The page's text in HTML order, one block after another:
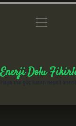
Gizlilik Politikası
menüyü
aç
Enerji Dolu